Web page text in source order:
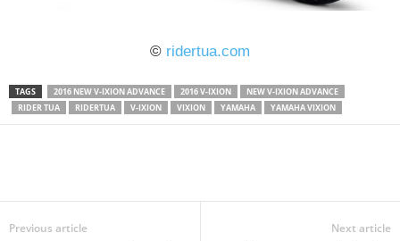
© ridertua.com
TAGS 2016 NEW V-IXION ADVANCE 2016 V-IXION
NEW V-IXION ADVANCE
RIDER TUA
RIDERTUA V-IXION VIXION YAMAHA YAMAHA VIXION
Previous article Next article